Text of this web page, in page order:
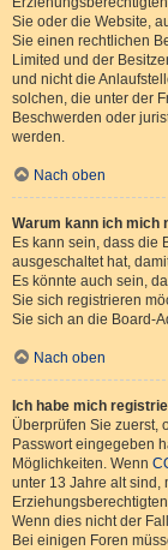
Sie oder die Website,
Sie einen rechtlichen
Limited und der
und nicht die
solchen, die unter der
Beschwerden oder
werden.
Nach oben
Warum kann ich mich
Es kann sein, dass die
ausgeschaltet hat,
Es könnte auch sein,
Sie sich registrieren
Sie sich an die Board-
Nach oben
Ich habe mich
Überprüfen Sie zuerst,
Passwort eingegeben
Möglichkeiten. Wenn
unter 13 Jahre alt sind,
Wenn dies nicht der
Bei einigen Foren